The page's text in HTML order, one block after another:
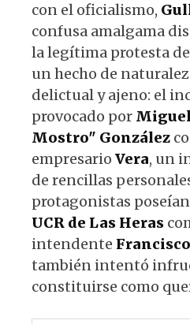
con el oficialismo,
confusa amalgama
la legítima protesta
un hecho de
delictual y ajeno: el
provocado por
Mostro" González
empresario Vera, un
de rencillas
protagonistas
UCR de Las Heras
intendente
también intentó
constituirse como